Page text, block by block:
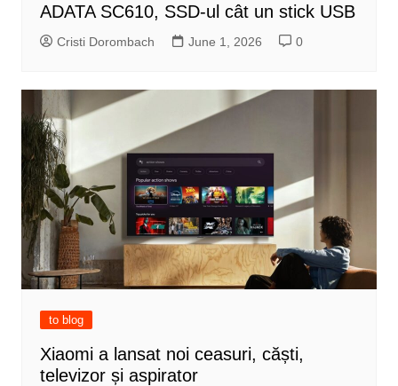
ADATA SC610, SSD-ul cât un stick USB
Cristi Dorombach June 1, 2026 0
to blog
Xiaomi a lansat noi ceasuri, căști,
televizor și aspirator